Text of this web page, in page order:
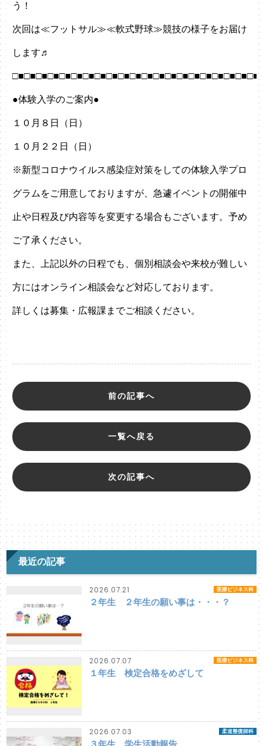
う！
次回は≪フットサル≫≪軟式野球≫競技の様子をお届け
します♬
●体験入学のご案内●
１０月８日（日）
１０月２２日（日）
※新型コロナウイルス感染症対策をしての体験入学プロ
グラムをご用意しておりますが、急遽イベントの開催中
止や日程及び内容等を変更する場合もございます。予め
ご了承ください。
また、上記以外の日程でも、個別相談会や来校が難しい
方にはオンライン相談会など対応しております。
詳しくは募集・広報課までご相談ください。
前の記事へ
一覧へ戻る
次の記事へ
最近の記事
2026.07.21 医療ビジネス科
２年生 ２年生の願い事は・・・？
2026.07.07 医療ビジネス科
１年生 検定合格をめざして
2026.07.03 柔道整復師科
３年生 学生活動報告